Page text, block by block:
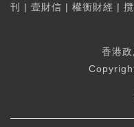
刊
| 壹財信 | 權衡財經 |
香港